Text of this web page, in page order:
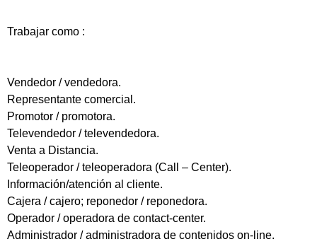
Trabajar como :
Vendedor / vendedora.
Representante comercial.
Promotor / promotora.
Televendedor / televendedora.
Venta a Distancia.
Teleoperador / teleoperadora (Call – Center).
Información/atención al cliente.
Cajera / cajero; reponedor / reponedora.
Operador / operadora de contact-center.
Administrador / administradora de contenidos on-line.